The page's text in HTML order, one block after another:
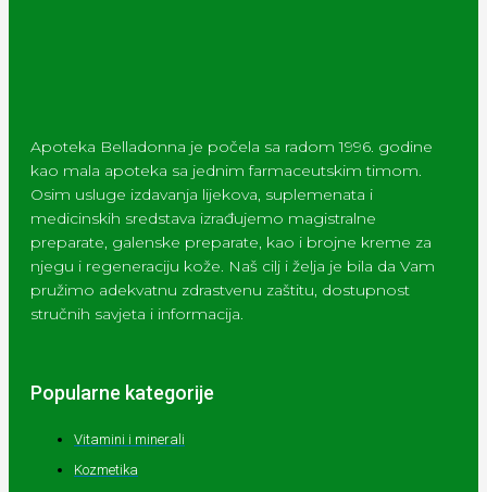
Apoteka Belladonna je počela sa radom 1996. godine
kao mala apoteka sa jednim farmaceutskim timom.
Osim usluge izdavanja lijekova, suplemenata i
medicinskih sredstava izrađujemo magistralne
preparate, galenske preparate, kao i brojne kreme za
njegu i regeneraciju kože. Naš cilj i želja je bila da Vam
pružimo adekvatnu zdrastvenu zaštitu, dostupnost
stručnih savjeta i informacija.
Popularne kategorije
Vitamini i minerali
Kozmetika